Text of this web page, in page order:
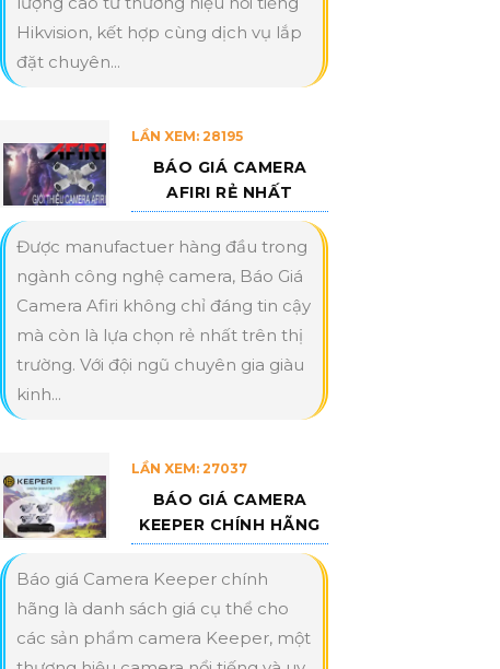
Hikvision, kết hợp cùng dịch vụ lắp
đặt chuyên...
LẦN XEM: 28195
BÁO GIÁ CAMERA
AFIRI RẺ NHẤT
Được manufactuer hàng đầu trong
ngành công nghệ camera, Báo Giá
Camera Afiri không chỉ đáng tin cậy
mà còn là lựa chọn rẻ nhất trên thị
trường. Với đội ngũ chuyên gia giàu
kinh...
LẦN XEM: 27037
BÁO GIÁ CAMERA
KEEPER CHÍNH HÃNG
Báo giá Camera Keeper chính
hãng là danh sách giá cụ thể cho
các sản phẩm camera Keeper, một